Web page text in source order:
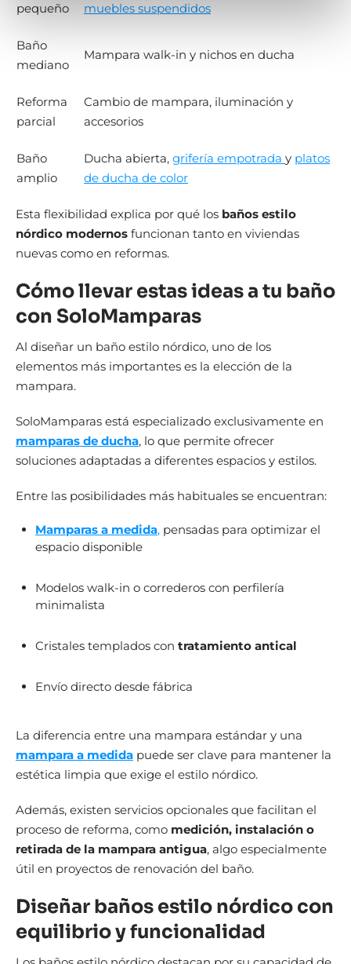
pequeño
muebles suspendidos
Baño
mediano
Mampara walk-in y nichos en ducha
Reforma
parcial
Cambio de mampara, iluminación y
accesorios
Baño
amplio
Ducha abierta, grifería empotrada y platos
de ducha de color
Esta flexibilidad explica por qué los baños estilo
nórdico modernos funcionan tanto en viviendas
nuevas como en reformas.
Cómo llevar estas ideas a tu baño
con SoloMamparas
Al diseñar un baño estilo nórdico, uno de los
elementos más importantes es la elección de la
mampara.
SoloMamparas está especializado exclusivamente en
mamparas de ducha, lo que permite ofrecer
soluciones adaptadas a diferentes espacios y estilos.
Entre las posibilidades más habituales se encuentran:
Mamparas a medida, pensadas para optimizar el
espacio disponible
Modelos walk-in o correderos con perfilería
minimalista
Cristales templados con tratamiento antical
Envío directo desde fábrica
La diferencia entre una mampara estándar y una
mampara a medida puede ser clave para mantener la
estética limpia que exige el estilo nórdico.
Además, existen servicios opcionales que facilitan el
proceso de reforma, como medición, instalación o
retirada de la mampara antigua, algo especialmente
útil en proyectos de renovación del baño.
Diseñar baños estilo nórdico con
equilibrio y funcionalidad